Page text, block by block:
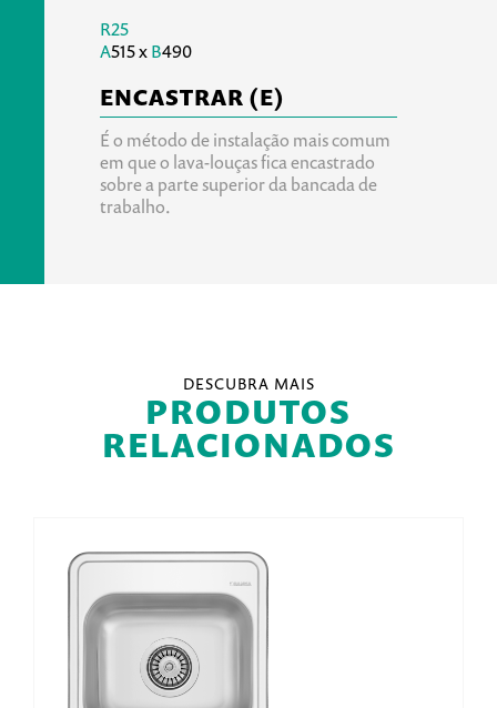
R25
A515 xB490
ENCASTRAR (E)
É o método de instalação mais comum
em que o lava-louças fica encastrado
sobre a parte superior da bancada de
trabalho.
DESCUBRA MAIS
PRODUTOS
RELACIONADOS